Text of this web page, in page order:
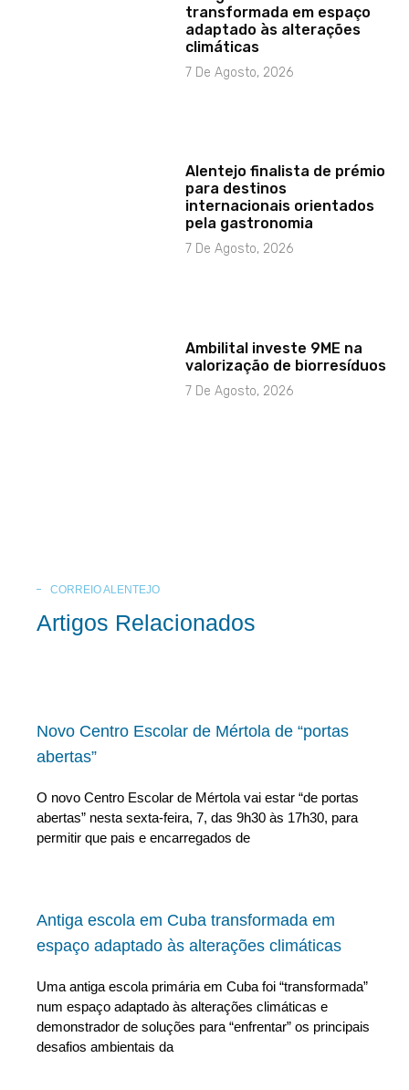
transformada em espaço
adaptado às alterações
climáticas
7 De Agosto, 2026
Alentejo finalista de prémio
para destinos
internacionais orientados
pela gastronomia
7 De Agosto, 2026
Ambilital investe 9ME na
valorização de biorresíduos
7 De Agosto, 2026
CORREIO ALENTEJO
Artigos Relacionados
Novo Centro Escolar de Mértola de “portas
abertas”
O novo Centro Escolar de Mértola vai estar “de portas
abertas” nesta sexta-feira, 7, das 9h30 às 17h30, para
permitir que pais e encarregados de
Antiga escola em Cuba transformada em
espaço adaptado às alterações climáticas
Uma antiga escola primária em Cuba foi “transformada”
num espaço adaptado às alterações climáticas e
demonstrador de soluções para “enfrentar” os principais
desafios ambientais da